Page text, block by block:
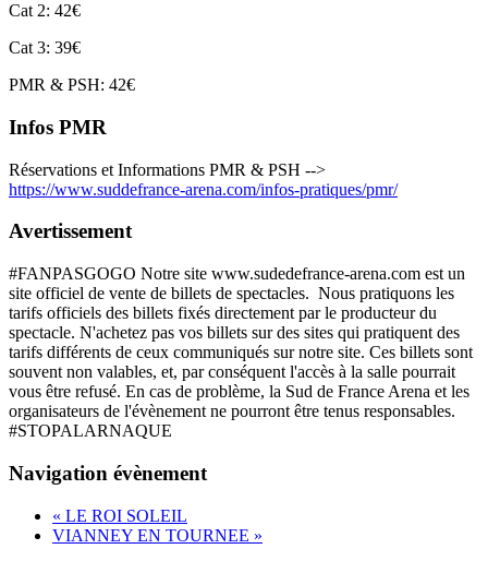
Cat 2: 42€
Cat 3: 39€
PMR & PSH: 42€
Infos PMR
Réservations et Informations PMR & PSH -->
https://www.suddefrance-arena.com/infos-pratiques/pmr/
Avertissement
#FANPASGOGO Notre site www.sudedefrance-arena.com est un
site officiel de vente de billets de spectacles. Nous pratiquons les
tarifs officiels des billets fixés directement par le producteur du
spectacle. N'achetez pas vos billets sur des sites qui pratiquent des
tarifs différents de ceux communiqués sur notre site. Ces billets sont
souvent non valables, et, par conséquent l'accès à la salle pourrait
vous être refusé. En cas de problème, la Sud de France Arena et les
organisateurs de l'évènement ne pourront être tenus responsables.
#STOPALARNAQUE
Navigation évènement
« LE ROI SOLEIL
VIANNEY EN TOURNEE »